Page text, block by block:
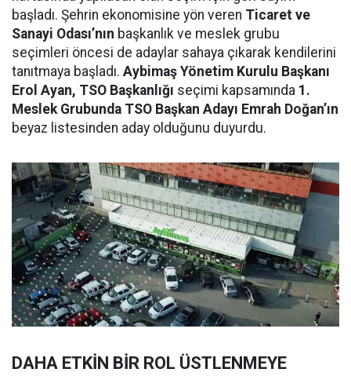
başladı. Şehrin ekonomisine yön veren Ticaret ve
Sanayi Odası’nın başkanlık ve meslek grubu
seçimleri öncesi de adaylar sahaya çıkarak kendilerini
tanıtmaya başladı. Aybimaş Yönetim Kurulu Başkanı
Erol Ayan, TSO Başkanlığı seçimi kapsamında 1.
Meslek Grubunda TSO Başkan Adayı Emrah Doğan’ın
beyaz listesinden aday olduğunu duyurdu.
DAHA ETKİN BİR ROL ÜSTLENMEYE